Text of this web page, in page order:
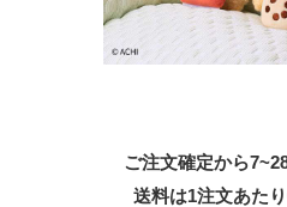
ご注文確定から
送料は1注文あたり